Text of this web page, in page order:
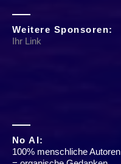
Weitere Sponsoren:
Ihr Link
No AI:
100% menschliche Autoren